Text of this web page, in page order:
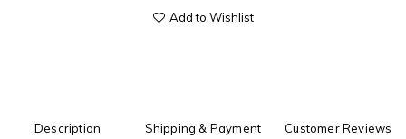
Add to Wishlist
Description Shipping & Payment Customer Reviews